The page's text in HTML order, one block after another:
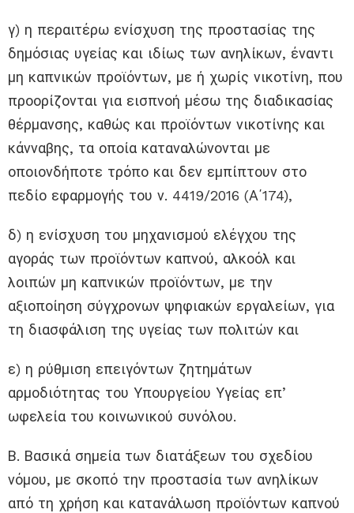
γ) η περαιτέρω ενίσχυση της προστασίας της
δημόσιας υγείας και ιδίως των ανηλίκων, έναντι
μη καπνικών προϊόντων, με ή χωρίς νικοτίνη, που
προορίζονται για εισπνοή μέσω της διαδικασίας
θέρμανσης, καθώς και προϊόντων νικοτίνης και
κάνναβης, τα οποία καταναλώνονται με
οποιονδήποτε τρόπο και δεν εμπίπτουν στο
πεδίο εφαρμογής του ν. 4419/2016 (Α΄174),
δ) η ενίσχυση του μηχανισμού ελέγχου της
αγοράς των προϊόντων καπνού, αλκοόλ και
λοιπών μη καπνικών προϊόντων, με την
αξιοποίηση σύγχρονων ψηφιακών εργαλείων, για
τη διασφάλιση της υγείας των πολιτών και
ε) η ρύθμιση επειγόντων ζητημάτων
αρμοδιότητας του Υπουργείου Υγείας επ’
ωφελεία του κοινωνικού συνόλου.
Β. Βασικά σημεία των διατάξεων του σχεδίου
νόμου, με σκοπό την προστασία των ανηλίκων
από τη χρήση και κατανάλωση προϊόντων καπνού